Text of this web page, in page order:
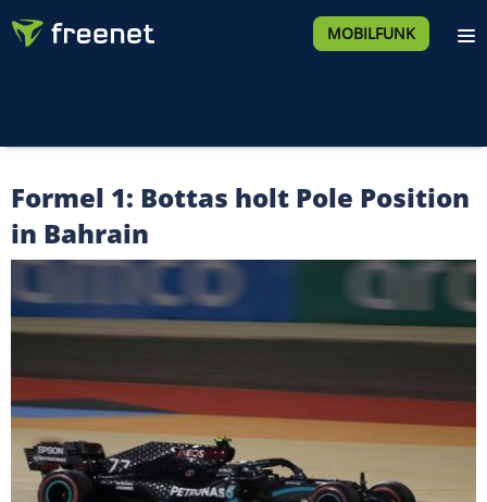
MOBILFUNK
Formel 1: Bottas holt Pole Position
in Bahrain